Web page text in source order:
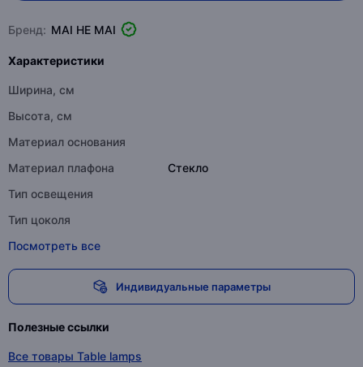
Бренд: MAI HE MAI
Характеристики
Ширина, см
Высота, см
Материал основания
Материал плафона
Стекло
Тип освещения
Тип цоколя
Посмотреть все
Индивидуальные параметры
Полезные ссылки
Все товары Table lamps